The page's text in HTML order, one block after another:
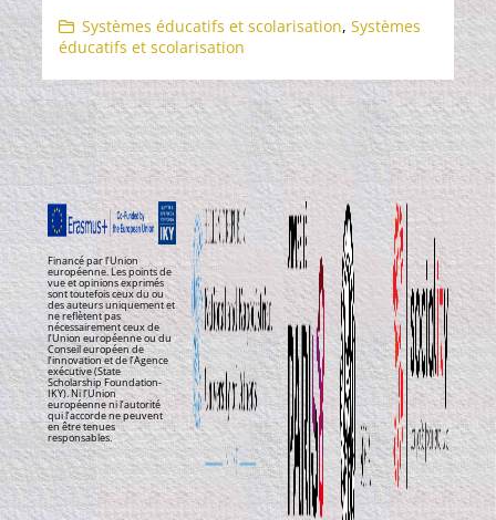
Systèmes éducatifs et scolarisation, Systèmes
éducatifs et scolarisation
Financé par l’Union
européenne. Les points de
vue et opinions exprimés
sont toutefois ceux du ou
des auteurs uniquement et
ne reflètent pas
nécessairement ceux de
l’Union européenne ou du
Conseil européen de
l’innovation et de l’Agence
exécutive (State
Scholarship Foundation-
IKY). Ni l’Union
européenne ni l’autorité
qui l’accorde ne peuvent
en être tenues
responsables.